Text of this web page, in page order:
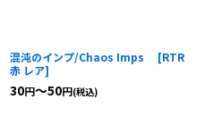
混沌のインプ/Chaos Imps [RTR
赤 レア]
30円～50円(税込)